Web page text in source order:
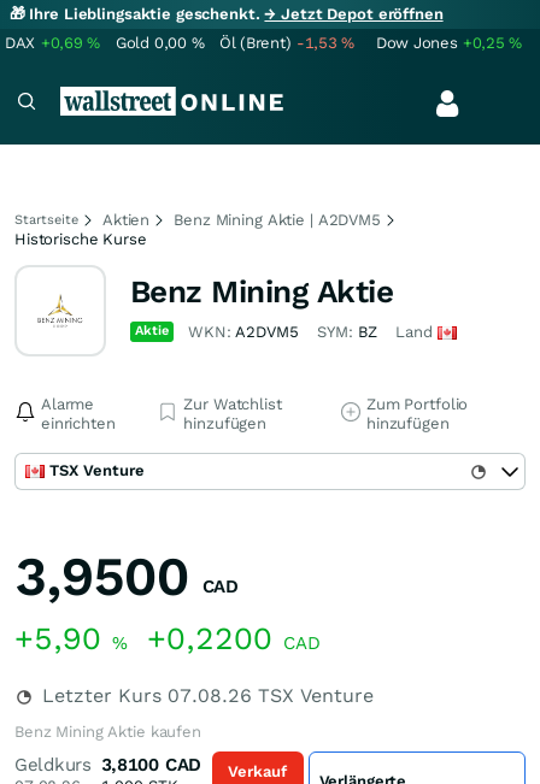
🎁 Ihre Lieblingsaktie geschenkt.→ Jetzt Depot eröffnen
DAX +0,69% Gold 0,00 % Öl (Brent) -1,53% Dow Jones +0,25%
Startseite Aktien
Benz Mining Aktie | A2DVM5
Historische Kurse
Benz Mining Aktie
Aktie WKN:A2DVM5 SYM: BZ Land
Alarme
einrichten
Zur Watchlist
hinzufügen
Zum Portfolio
hinzufügen
TSX Venture
3,9500 CAD
+5,90 % +0,2200 CAD
Letzter Kurs 07.08.26 TSX Venture
Benz Mining Aktie kaufen
Geldkurs 3,8100 CAD Verkauf
Verlängerte